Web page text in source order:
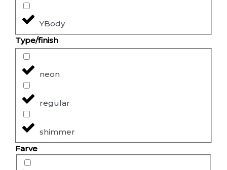
YBody
Type/finish
neon
regular
shimmer
Farve